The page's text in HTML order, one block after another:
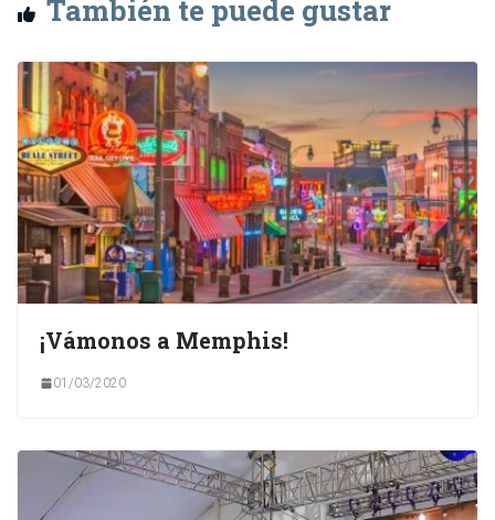
También te puede gustar
¡Vámonos a Memphis!
01/03/2020